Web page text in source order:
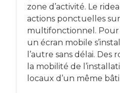
zone d’activité. Le
actions ponctuelles
multifonctionnel. Pour
un écran mobile
l’autre sans délai.
la mobilité de
locaux d’un même